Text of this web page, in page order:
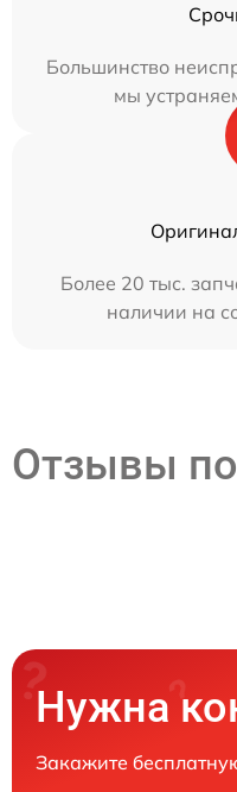
Большинство
мы
Более 20 тыс.
наличии на
Отзывы
Нужна
Закажите